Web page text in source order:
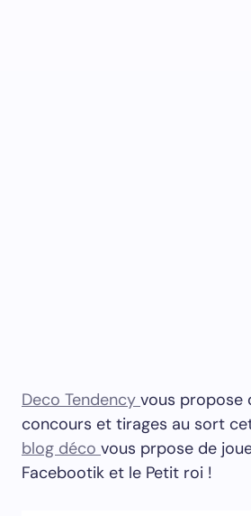
Deco Tendency vous propose
concours et tirages au sort
blog déco vous prpose de
Facebootik et le Petit roi !